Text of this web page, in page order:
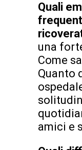
Quali
una
Come
Quanto
amici e